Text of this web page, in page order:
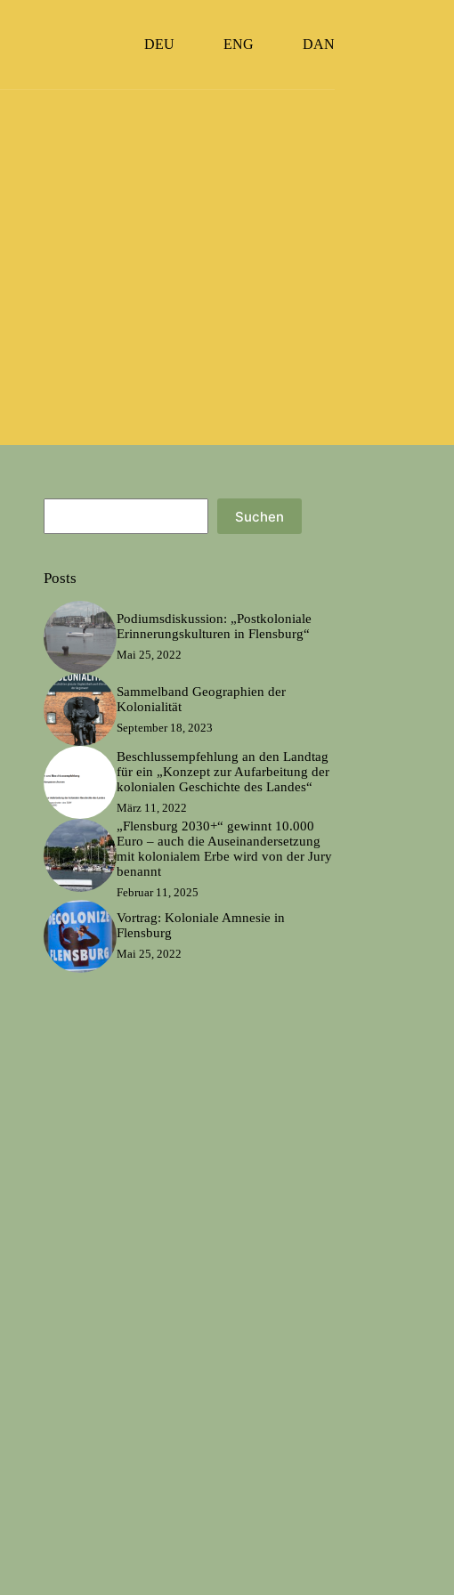
DEU ENG DAN
Suchen
Posts
Podiumsdiskussion: „Postkoloniale
Erinnerungskulturen in Flensburg“
Mai 25, 2022
Sammelband Geographien der
Kolonialität
September 18, 2023
Beschlussempfehlung an den Landtag
für ein „Konzept zur Aufarbeitung der
kolonialen Geschichte des Landes“
März 11, 2022
„Flensburg 2030+“ gewinnt 10.000
Euro – auch die Auseinandersetzung
mit kolonialem Erbe wird von der Jury
benannt
Februar 11, 2025
Vortrag: Koloniale Amnesie in
Flensburg
Mai 25, 2022